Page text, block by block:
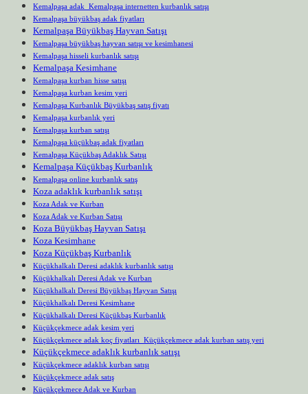
Kemalpaşa adak Kemalpaşa internetten kurbanlık satışı
Kemalpaşa büyükbaş adak fiyatları
Kemalpaşa Büyükbaş Hayvan Satışı
Kemalpaşa büyükbaş hayvan satışı ve kesimhanesi
Kemalpaşa hisseli kurbanlık satışı
Kemalpaşa Kesimhane
Kemalpaşa kurban hisse satışı
Kemalpaşa kurban kesim yeri
Kemalpaşa Kurbanlık Büyükbaş satış fiyatı
Kemalpaşa kurbanlık yeri
Kemalpaşa kurban satışı
Kemalpaşa küçükbaş adak fiyatları
Kemalpaşa Küçükbaş Adaklık Satışı
Kemalpaşa Küçükbaş Kurbanlık
Kemalpaşa online kurbanlık satış
Koza adaklık kurbanlık satışı
Koza Adak ve Kurban
Koza Adak ve Kurban Satışı
Koza Büyükbaş Hayvan Satışı
Koza Kesimhane
Koza Küçükbaş Kurbanlık
Küçükhalkalı Deresi adaklık kurbanlık satışı
Küçükhalkalı Deresi Adak ve Kurban
Küçükhalkalı Deresi Büyükbaş Hayvan Satışı
Küçükhalkalı Deresi Kesimhane
Küçükhalkalı Deresi Küçükbaş Kurbanlık
Küçükçekmece adak kesim yeri
Küçükçekmece adak koç fiyatları Küçükçekmece adak kurban satış yeri
Küçükçekmece adaklık kurbanlık satışı
Küçükçekmece adaklık kurban satışı
Küçükçekmece adak satış
Küçükçekmece Adak ve Kurban